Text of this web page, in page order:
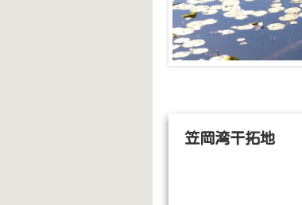
笠岡湾干拓地